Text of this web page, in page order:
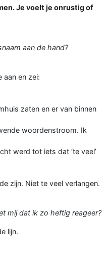
Je voelt je onrustig of
aan de hand?
aan en zei:
zaten en er van binnen
woordenstroom. Ik
werd tot iets dat ‘te veel’
zijn. Niet te veel verlangen.
mij dat ik zo heftig reageer?
lijn.